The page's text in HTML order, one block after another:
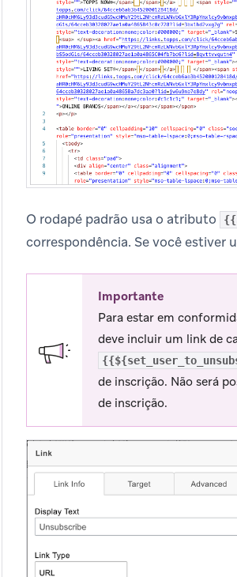
O rodapé padrão usa o atributo
correspondência. Se você estiver
Importante
Para estar em
deve incluir um link de
de inscrição. Não será
de inscrição.